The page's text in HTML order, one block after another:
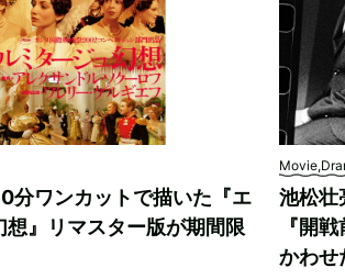
分ワンカットで描いた『エ
想』リマスター版が期間限
池松壮
『開
かわせ